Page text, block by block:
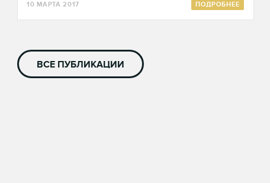
ПОДРОБНЕЕ
10 МАРТА 2017
ВСЕ ПУБЛИКАЦИИ